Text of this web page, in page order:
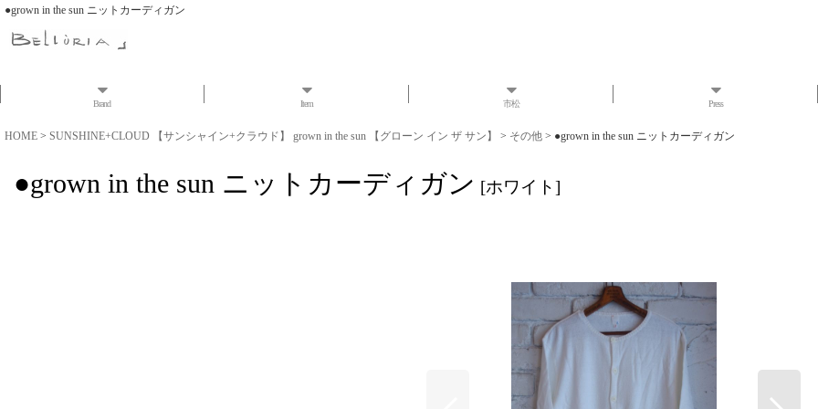
●grown in the sun ニットカーディガン
Brand Item 市松 Press
HOME > SUNSHINE+CLOUD 【サンシャイン+クラウド】 grown in the sun 【グローン イン ザ サン】 > その他 > ●grown in the sun ニットカーディガン
●grown in the sun ニットカーディガン [ホワイト]